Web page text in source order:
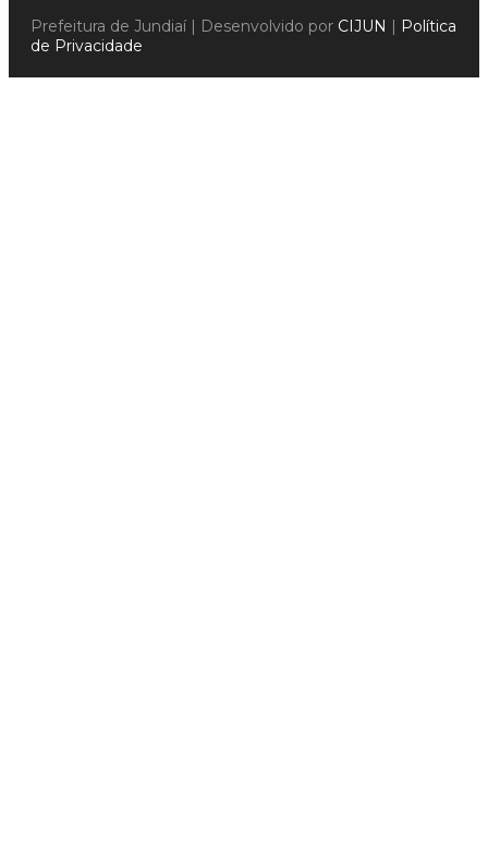
Prefeitura de Jundiaí | Desenvolvido por CIJUN
Política
de Privacidade